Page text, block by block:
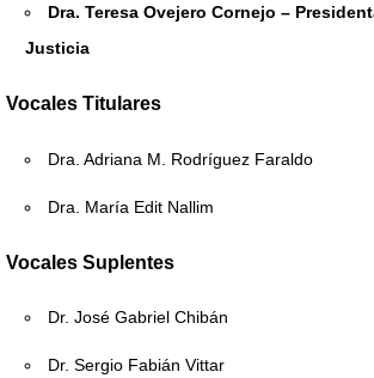
Dra. Teresa Ovejero Cornejo –
Justicia
Vocales Titulares
Dra. Adriana M. Rodríguez Faraldo
Dra. María Edit Nallim
Vocales Suplentes
Dr. José Gabriel Chibán
Dr. Sergio Fabián Vittar